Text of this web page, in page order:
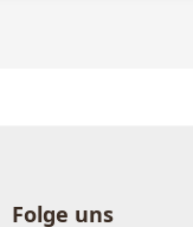
Folge uns